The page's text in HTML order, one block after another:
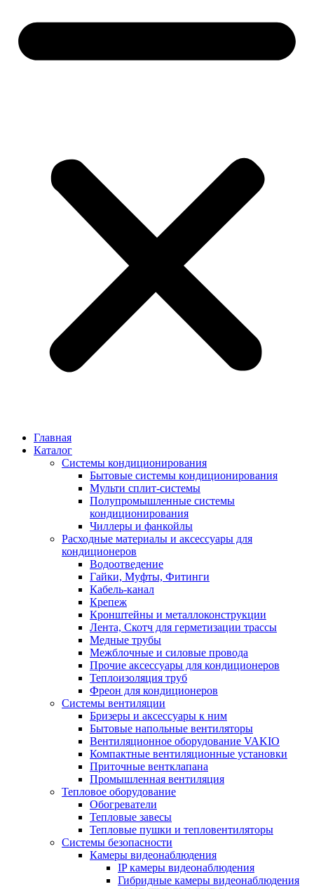
Главная
Каталог
Системы кондиционирования
Бытовые системы кондиционирования
Мульти сплит-системы
Полупромышленные системы
кондиционирования
Чиллеры и фанкойлы
Расходные материалы и аксессуары для
кондиционеров
Водоотведение
Гайки, Муфты, Фитинги
Кабель-канал
Крепеж
Кронштейны и металлоконструкции
Лента, Скотч для герметизации трассы
Медные трубы
Межблочные и силовые провода
Прочие аксессуары для кондиционеров
Теплоизоляция труб
Фреон для кондиционеров
Системы вентиляции
Бризеры и аксессуары к ним
Бытовые напольные вентиляторы
Вентиляционное оборудование VAKIO
Компактные вентиляционные установки
Приточные вентклапана
Промышленная вентиляция
Тепловое оборудование
Обогреватели
Тепловые завесы
Тепловые пушки и тепловентиляторы
Системы безопасности
Камеры видеонаблюдения
IP камеры видеонаблюдения
Гибридные камеры видеонаблюдения